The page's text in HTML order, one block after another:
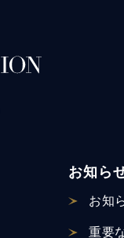
お知ら
お知
重要